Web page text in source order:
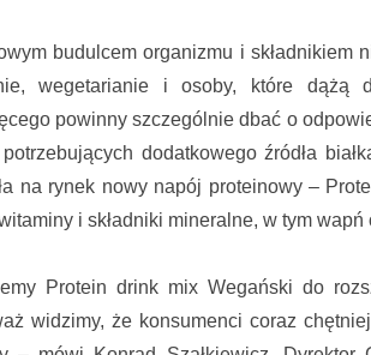
budulcem organizmu i składnikiem
wegetarianie i osoby, które dążą
powinny szczególnie dbać o
dodatkowego źródła
na rynek nowy napój proteinowy –
i składniki mineralne, w tym
Protein drink mix Wegański do
widzimy, że konsumenci coraz